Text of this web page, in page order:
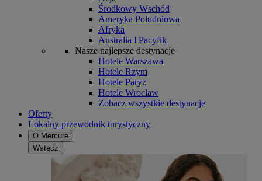
Środkowy Wschód
Ameryka Południowa
Afryka
Australia l Pacyfik
Nasze najlepsze destynacje
Hotele Warszawa
Hotele Rzym
Hotele Paryz
Hotele Wroclaw
Zobacz wszystkie destynacje
Oferty
Lokalny przewodnik turystyczny
O Mercure
Wstecz